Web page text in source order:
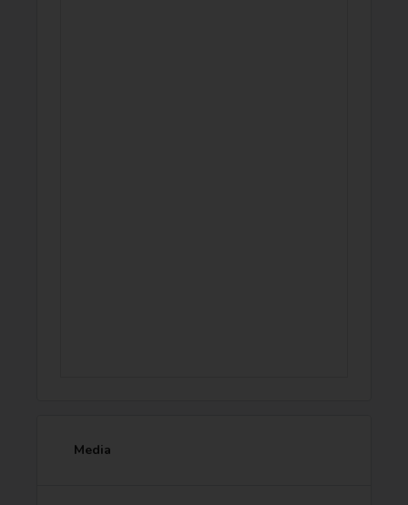
Media